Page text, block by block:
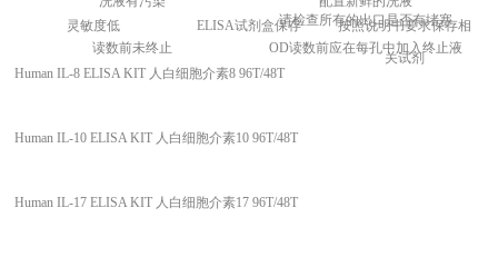
请检查所有的出口是否有堵塞
灵敏度低
ELISA试剂盒保存 按照说明书要求保存相
关试剂
读数前未终止 OD读数前应在每孔中加入终止液
Human IL-8 ELISA KIT 人白细胞介素8 96T/48T
Human IL-10 ELISA KIT 人白细胞介素10 96T/48T
Human IL-17 ELISA KIT 人白细胞介素17 96T/48T